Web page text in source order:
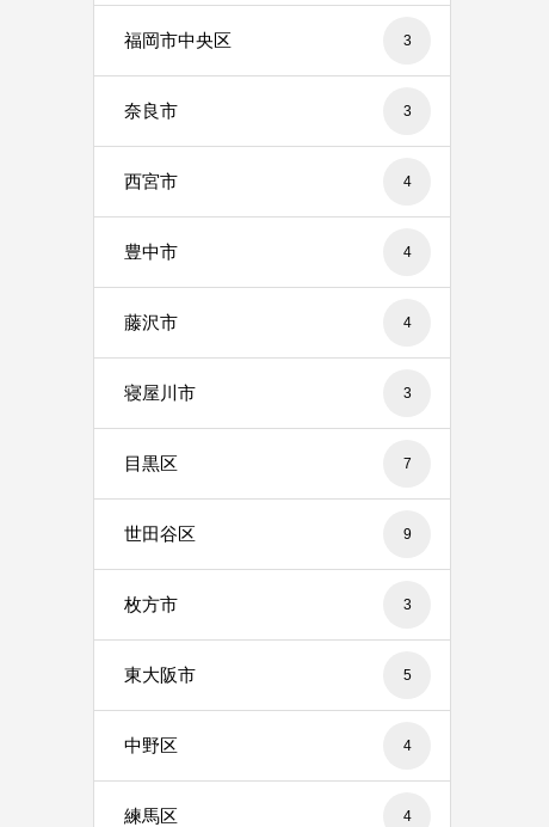
福岡市中央区 3
奈良市 3
西宮市 4
豊中市 4
藤沢市 4
寝屋川市 3
目黒区 7
世田谷区 9
枚方市 3
東大阪市 5
中野区 4
練馬区 4